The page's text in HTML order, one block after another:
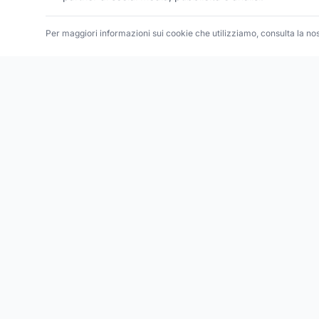
Per maggiori informazioni sui cookie che utilizziamo, consulta la